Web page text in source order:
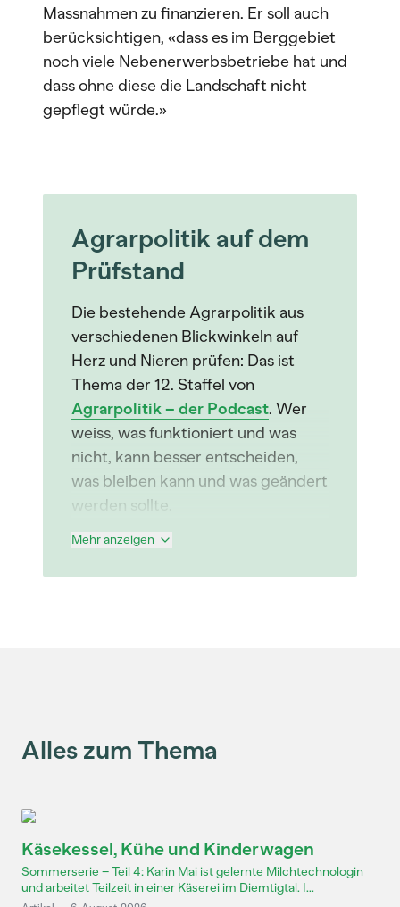
Massnahmen zu finanzieren. Er soll auch
berücksichtigen, «dass es im Berggebiet
noch viele Nebenerwerbsbetriebe hat und
dass ohne diese die Landschaft nicht
gepflegt würde.»
Agrarpolitik auf dem
Prüfstand
Die bestehende Agrarpolitik aus
verschiedenen Blickwinkeln auf
Herz und Nieren prüfen: Das ist
Thema der 12. Staffel von
Agrarpolitik – der Podcast. Wer
weiss, was funktioniert und was
nicht, kann besser entscheiden,
was bleiben kann und was geändert
werden sollte.
Mehr anzeigen
Alles zum Thema
Käsekessel, Kühe und Kinderwagen
Sommerserie – Teil 4: Karin Mai ist gelernte Milchtechnologin
und arbeitet Teilzeit in einer Käserei im Diemtigtal. I...